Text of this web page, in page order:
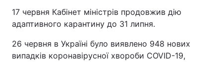
17 червня Кабінет міністрів продовжив дію
адаптивного карантину до 31 липня.
26 червня в Україні було виявлено 948 нових
випадків коронавірусної хвороби COVID-19,